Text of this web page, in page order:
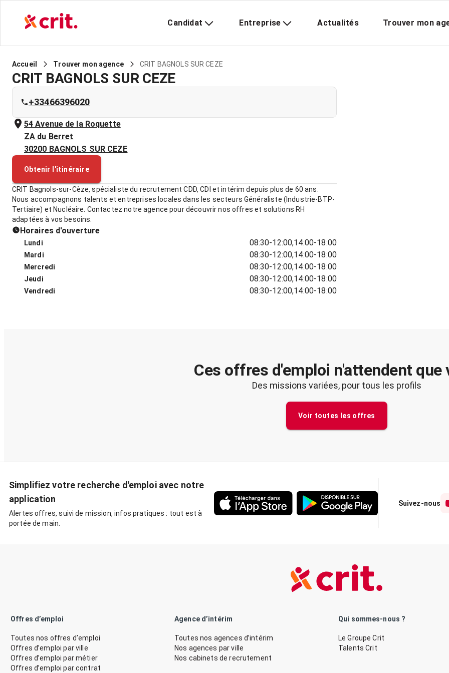
Candidat Entreprise Actualités Trouver mon
Accueil Trouver mon agence CRIT BAGNOLS SUR CEZE
CRIT BAGNOLS SUR CEZE
+33466396020
54 Avenue de la Roquette
ZA du Berret
30200 BAGNOLS SUR CEZE
Obtenir l'itinéraire
CRIT Bagnols-sur-Cèze, spécialiste du recrutement CDD, CDI et intérim depuis plus de 60 ans.
Nous accompagnons talents et entreprises locales dans les secteurs Généraliste (Industrie-BTP-
Tertiaire) et Nucléaire. Contactez notre agence pour découvrir nos offres et solutions RH
adaptées à vos besoins.
Horaires d'ouverture
Lundi 08:30-12:00,14:00-18:00
Mardi 08:30-12:00,14:00-18:00
Mercredi 08:30-12:00,14:00-18:00
Jeudi 08:30-12:00,14:00-18:00
Vendredi 08:30-12:00,14:00-18:00
Ces offres d'emploi n'attendent que
Des missions variées, pour tous les profils
Voir toutes les offres
Simplifiez votre recherche d'emploi avec notre
application
Alertes offres, suivi de mission, infos pratiques : tout est à
portée de main.
Suivez-nous
Offres d’emploi
Toutes nos offres d’emploi
Offres d’emploi par ville
Offres d’emploi par métier
Offres d’emploi par contrat
Agence d’intérim
Toutes nos agences d’intérim
Nos agences par ville
Nos cabinets de recrutement
Qui sommes-nous ?
Le Groupe Crit
Talents Crit